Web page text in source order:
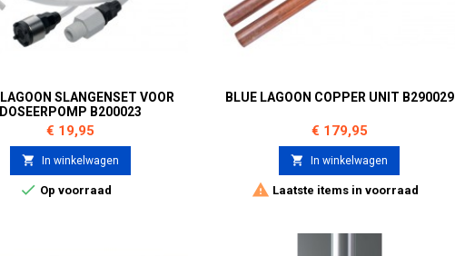
SLANGENSET VOOR
B200023
Prijs
€ 19,95
 In winkelwagen
 Op voorraad
BLUE LAGOON COPPER UNIT B290029
Prijs
€ 179,95
 In winkelwagen
 Laatste items in voorraad